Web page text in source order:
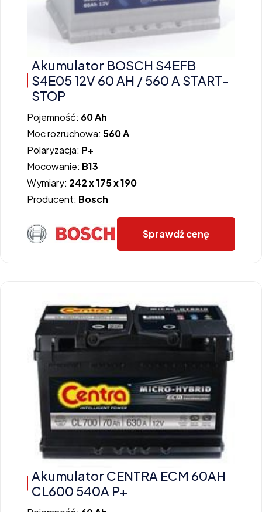
Akumulator BOSCH S4EFB
S4E05 12V 60 AH / 560 A START-
STOP
Pojemność: 60 Ah
Moc rozruchowa: 560 A
Polaryzacja: P+
Mocowanie: B13
Wymiary: 242 x 175 x 190
Producent: Bosch
Sprawdź cenę
Akumulator CENTRA ECM 60AH
CL600 540A P+